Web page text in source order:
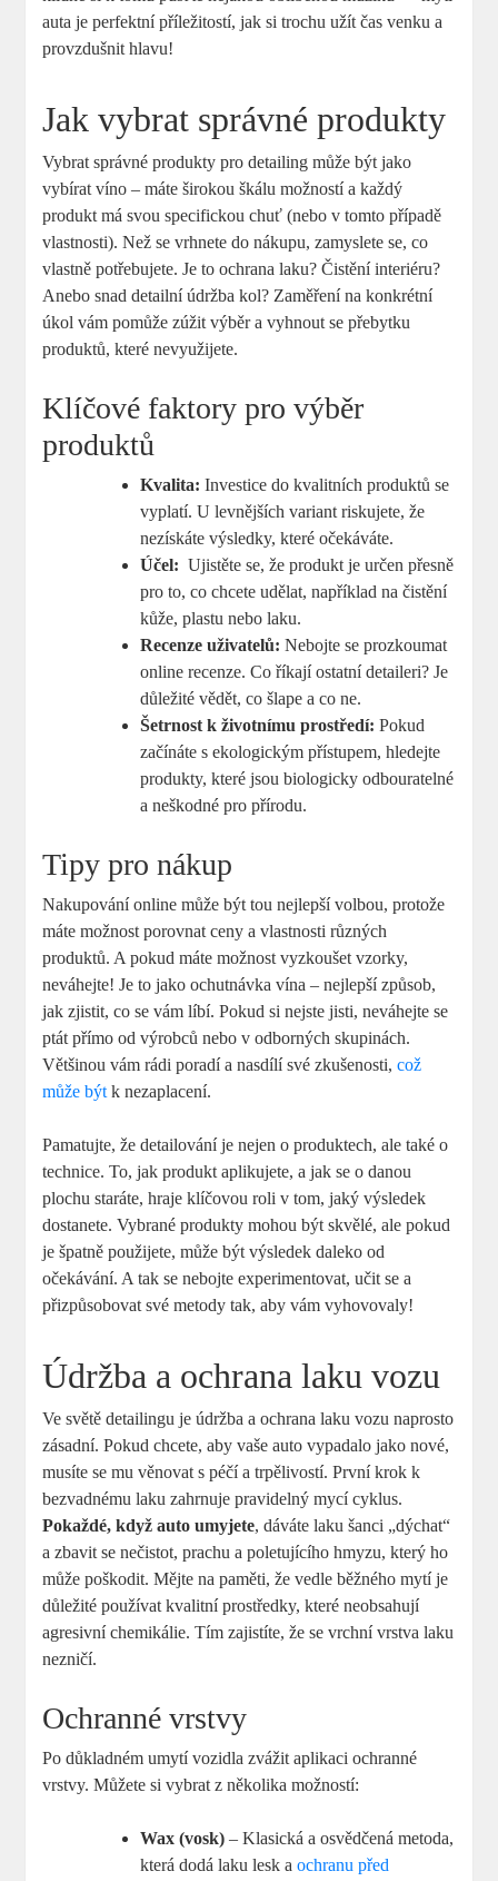
auta je perfektní příležitostí, ‌jak si trochu užít‍ čas venku​ a​
provzdušnit hlavu!
Jak ⁣vybrat správné produkty
Vybrat správné produkty pro detailing může být jako
vybírat‌ víno – máte širokou škálu možností‍ a každý
produkt⁤ má svou specifickou ⁢chuť⁣ (nebo v tomto ‌případě
vlastnosti). Než se vrhnete do nákupu, zamyslete se, co
vlastně potřebujete. Je to ochrana‌ laku? Čistění interiéru?
⁤Anebo snad⁤ detailní údržba ‍kol? Zaměření na konkrétní
úkol vám pomůže zúžit výběr⁢ a vyhnout se ⁣přebytku
produktů, které nevyužijete.
Klíčové faktory ‌pro výběr
‍produktů
Kvalita: Investice ⁣do kvalitních‌ produktů se
vyplatí. U levnějších⁢ variant riskujete, že
⁢nezískáte⁢ výsledky, které očekáváte.
Účel: ⁣ Ujistěte se, že produkt je určen přesně
⁢pro to, co chcete udělat, například na čistění⁣
kůže, plastu⁤ nebo laku.
Recenze⁢ uživatelů: Nebojte se prozkoumat
online‌ recenze. Co říkají ostatní detaileri? ‍Je
důležité vědět, co šlape a co ne.
Šetrnost k životnímu prostředí: Pokud ​
začínáte s ekologickým přístupem, hledejte
produkty, které jsou biologicky​ odbouratelné
a neškodné pro ‌přírodu.
Tipy pro nákup
Nakupování online může být tou nejlepší volbou, ‌protože
máte možnost porovnat ceny a vlastnosti různých
produktů. A ⁤pokud máte možnost vyzkoušet vzorky,
neváhejte! Je to jako ⁤ochutnávka vína‍ – nejlepší způsob,
jak⁢ zjistit, co se vám líbí. Pokud si nejste jisti, neváhejte se
ptát přímo od výrobců⁢ nebo v odborných skupinách.
Většinou vám⁤ rádi poradí a ‌nasdílí své zkušenosti,což
může být k nezaplacení.
Pamatujte, že ⁣detailování je nejen o produktech, ale také o⁤
technice. To,​ jak produkt aplikujete, a jak se ‌o⁢ danou
plochu ⁤staráte, hraje‌ klíčovou⁢ roli v tom, jaký výsledek⁤
dostanete. Vybrané produkty‍ mohou ​být skvělé, ale pokud
je ⁢špatně použijete, ⁤může být​ výsledek daleko od
očekávání. A tak se nebojte experimentovat,​ učit se​ a⁢
přizpůsobovat své metody tak, aby vám ⁢vyhovovaly!
Údržba a ochrana ‍laku vozu
Ve⁣ světě detailingu je údržba a ochrana laku vozu naprosto
‍zásadní. ‍Pokud chcete, ⁤aby vaše ⁢auto vypadalo jako nové,
musíte ‌se mu ⁣věnovat s péčí a trpělivostí. První krok‍ k
bezvadnému laku zahrnuje ⁣pravidelný‌ mycí cyklus.
Pokaždé, když ‍auto⁤ umyjete, dáváte laku šanci „dýchat“
a zbavit se nečistot, prachu a⁤ poletujícího hmyzu, který⁤ ho
⁣může poškodit. Mějte ⁢na paměti, že vedle běžného mytí je
⁢důležité používat kvalitní prostředky, které⁢ neobsahují⁢
agresivní chemikálie. Tím zajistíte,⁣ že se vrchní vrstva laku
nezničí.
Ochranné vrstvy
Po důkladném umytí vozidla zvážit aplikaci ochranné
vrstvy.⁤ Můžete si vybrat z několika možností:
Wax (vosk) – Klasická​ a osvědčená metoda,
která dodá ​laku lesk⁢ aochranu před